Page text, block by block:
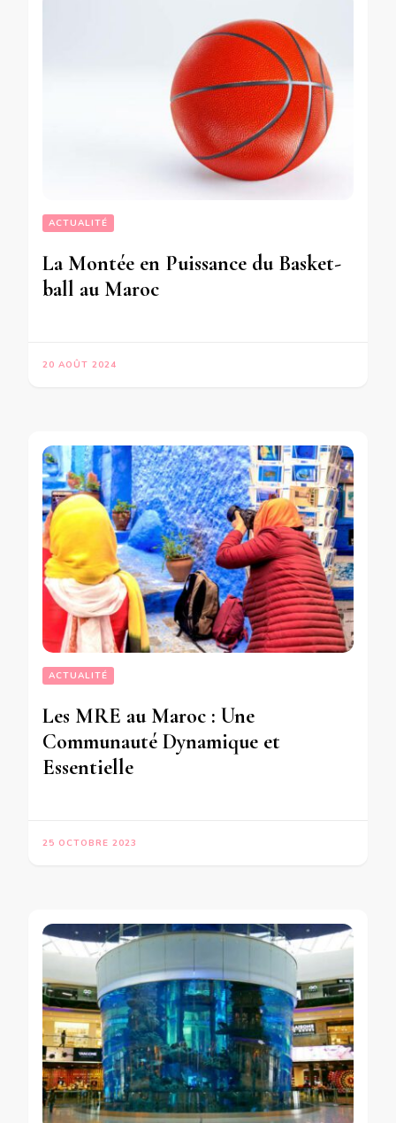
ACTUALITÉ
La Montée en Puissance du Basket-
ball au Maroc
20 AOÛT 2024
ACTUALITÉ
Les MRE au Maroc : Une
Communauté Dynamique et
Essentielle
25 OCTOBRE 2023